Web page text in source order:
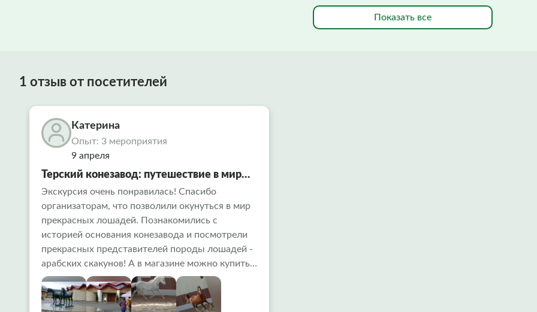
Показать все
1 отзыв от посетителей
Катерина
Опыт: 3 мероприятия
9 апреля
Терский конезавод: путешествие в мир
лошадей из Кавминвод
Экскурсия очень понравилась! Спасибо
организаторам, что позволили окунуться в мир
прекрасных лошадей. Познакомились с
историей основания конезавода и посмотрели
прекрасных представителей породы лошадей -
арабских скакунов! А в магазине можно купить
сувенирную продукцию на память.